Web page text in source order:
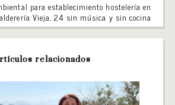
para establecimiento hostelería en
Vieja, 24 sin música y sin cocina
relacionados